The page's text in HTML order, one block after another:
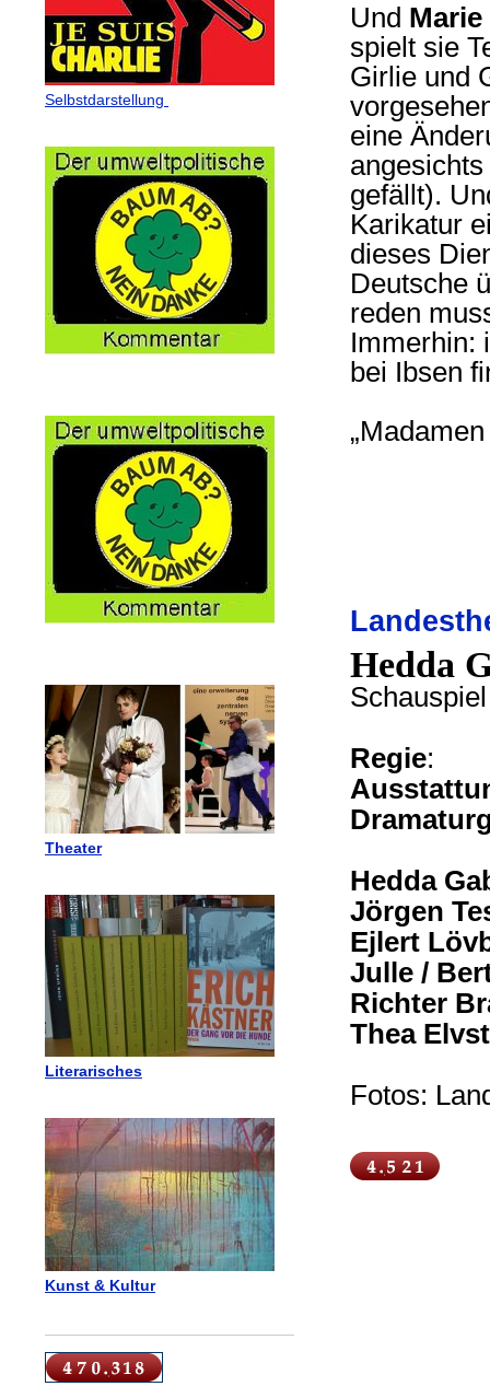
Selbstdarstellung
Theater
Literarisches
Kunst & Kultur
Und
spielt sie
Girlie und
eine
gefällt).
Karikatur
dieses
Deutsche
reden
Immerhin:
bei Ibsen
Hedda
Regie:
Hedda
Jörgen
Ejlert
Julle /
Richter
Thea
Fotos: